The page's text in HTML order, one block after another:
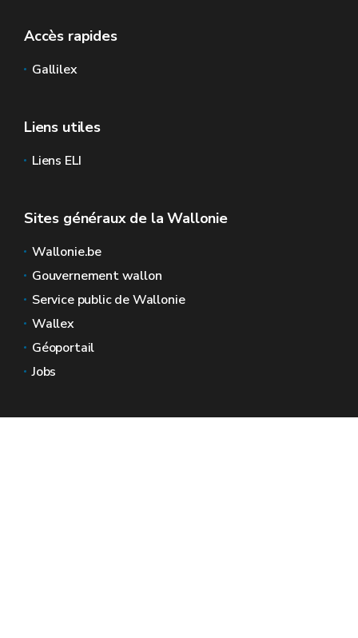
Accès rapides
Gallilex
Liens utiles
Liens ELI
Sites généraux de la Wallonie
Wallonie.be
Gouvernement wallon
Service public de Wallonie
Wallex
Géoportail
Jobs